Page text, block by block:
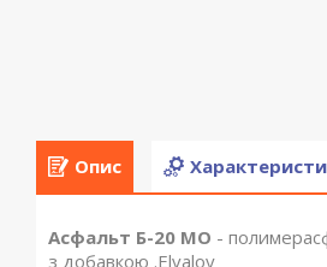
Опис
Асфальт Б-20 МО -
з добавкою .Elvaloy